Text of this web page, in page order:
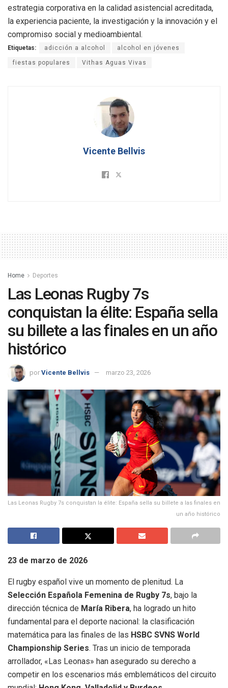
estrategia corporativa en la calidad asistencial acreditada,
la experiencia paciente, la investigación y la innovación y el
compromiso social y medioambiental.
Etiquetas: adicción a alcohol alcohol en jóvenes
fiestas populares Vithas Aguas Vivas
Vicente Bellvis
Home Deportes
Las Leonas Rugby 7s
conquistan la élite: España sella
su billete a las finales en un año
histórico
por Vicente Bellvis marzo 23, 2026
Las Leonas Rugby 7s conquistan la élite: España sella su billete a las finales en
un año histórico
23 de marzo de 2026
El rugby español vive un momento de plenitud. La
Selección Española Femenina de Rugby 7s, bajo la
dirección técnica de María Ribera, ha logrado un hito
fundamental para el deporte nacional: la clasificación
matemática para las finales de las HSBC SVNS World
Championship Series. Tras un inicio de temporada
arrollador, «Las Leonas» han asegurado su derecho a
competir en los escenarios más emblemáticos del circuito